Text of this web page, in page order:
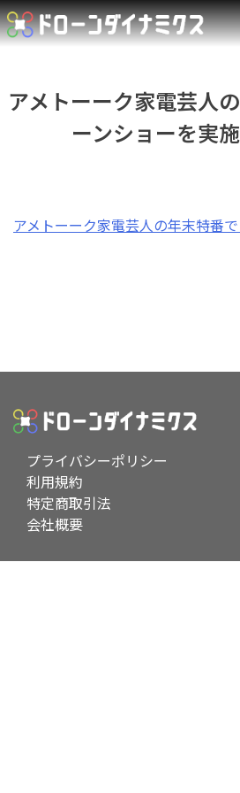
Skip
to
アメトーーク家電芸人
ーンショーを実
アメトーーク家電芸人の年末特番
プライバシーポリシー
利用規約
特定商取引法
会社概要